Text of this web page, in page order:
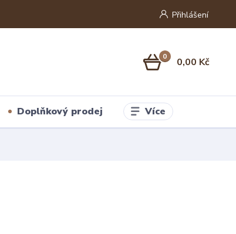
Přihlášení
0 0,00 Kč
Doplňkový prodej Více